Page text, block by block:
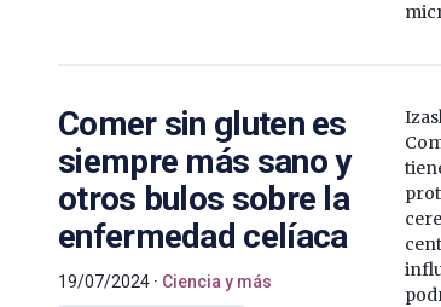
Comer sin gluten es
siempre más sano y
otros bulos sobre la
enfermedad celíaca
19/07/2024 Ciencia y más